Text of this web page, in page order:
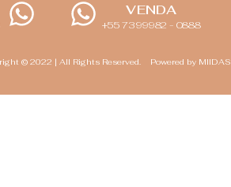
VENDA
+55 73 99982 - 0888
© 2022 |All Rights Reserved. Powered by MIIDAS